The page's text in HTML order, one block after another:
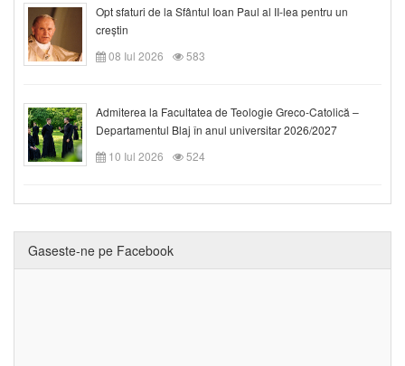
Opt sfaturi de la Sfântul Ioan Paul al II-lea pentru un
creștin
08 Iul 2026
583
Admiterea la Facultatea de Teologie Greco-Catolică –
Departamentul Blaj în anul universitar 2026/2027
10 Iul 2026
524
Gaseste-ne pe Facebook